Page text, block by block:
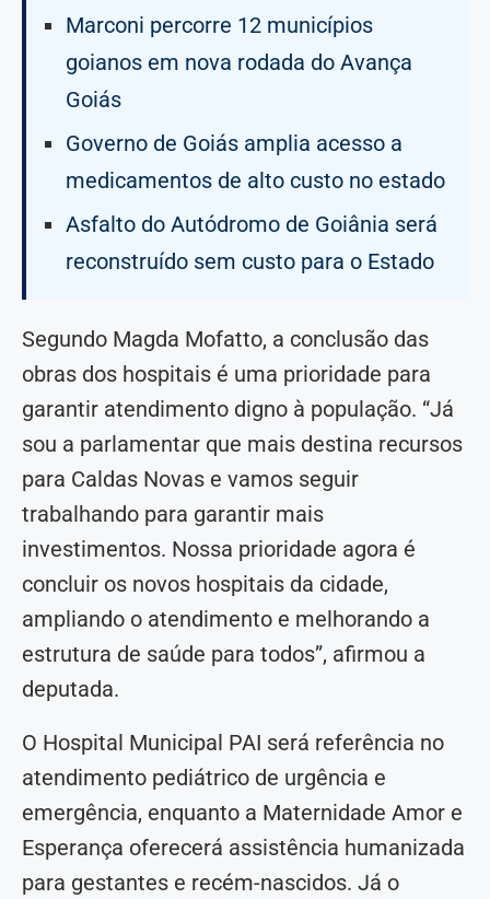
Marconi percorre 12 municípios
goianos em nova rodada do Avança
Goiás
Governo de Goiás amplia acesso a
medicamentos de alto custo no estado
Asfalto do Autódromo de Goiânia será
reconstruído sem custo para o Estado
Segundo Magda Mofatto, a conclusão das
obras dos hospitais é uma prioridade para
garantir atendimento digno à população. “Já
sou a parlamentar que mais destina recursos
para Caldas Novas e vamos seguir
trabalhando para garantir mais
investimentos. Nossa prioridade agora é
concluir os novos hospitais da cidade,
ampliando o atendimento e melhorando a
estrutura de saúde para todos”, afirmou a
deputada.
O Hospital Municipal PAI será referência no
atendimento pediátrico de urgência e
emergência, enquanto a Maternidade Amor e
Esperança oferecerá assistência humanizada
para gestantes e recém-nascidos. Já o